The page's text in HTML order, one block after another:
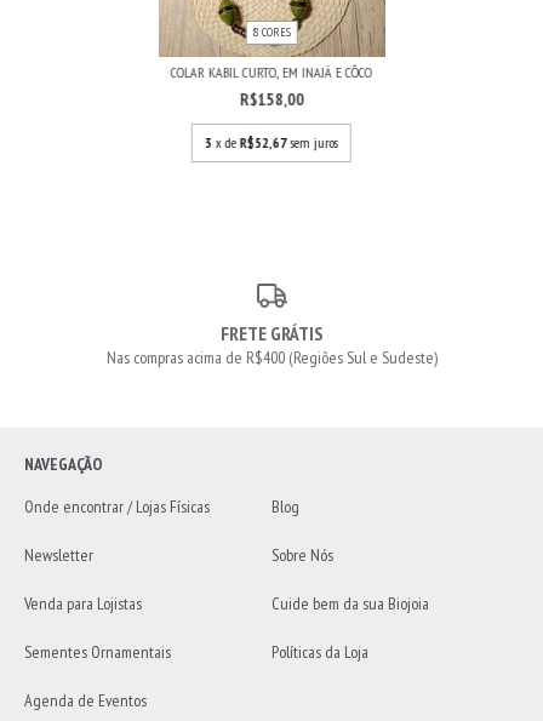
8 CORES
COLAR KABIL CURTO, EM INAJÁ E CÔCO
R$158,00
3 x de R$52,67 sem juros
FRETE GRÁTIS
Nas compras acima de R$400 (Regiões Sul e Sudeste)
NAVEGAÇÃO
Onde encontrar / Lojas Físicas
Blog
Newsletter Sobre Nós
Venda para Lojistas Cuide bem da sua Biojoia
Sementes Ornamentais Políticas da Loja
Agenda de Eventos